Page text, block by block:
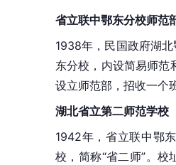
省立联中鄂东分校师
1938年，民国政府湖
东分校，内设简易师范
设立师范部，招收一个
湖北省立第二师范学校
1942年，省立联中鄂
校，简称“省二师”。